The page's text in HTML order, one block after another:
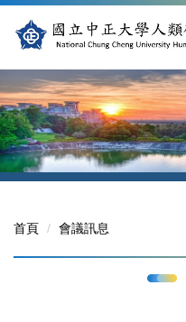
首頁 會議訊息